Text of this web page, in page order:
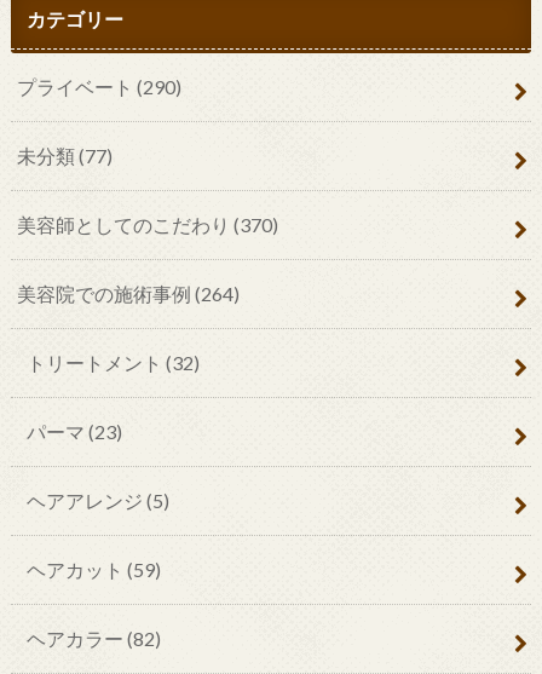
カテゴリー
プライベート (290)
未分類(77)
美容師としてのこだわり (370)
美容院での施術事例 (264)
トリートメント (32)
パーマ (23)
ヘアアレンジ (5)
ヘアカット (59)
ヘアカラー (82)